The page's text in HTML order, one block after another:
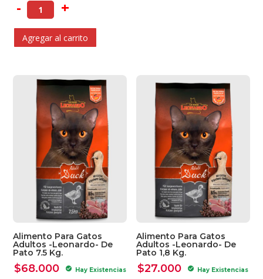
- +
Agregar al carrito
Alimento Para Gatos
Adultos -Leonardo- De
Pato 7.5 Kg.
$68.000 check_circle Hay Existencias
Alimento Para Gatos
Adultos -Leonardo- De
Pato 1,8 Kg.
$27.000 check_circle Hay Existencias